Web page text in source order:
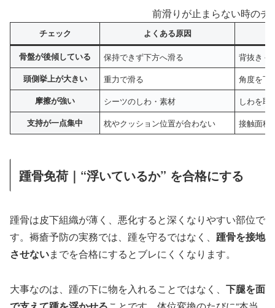
前滑りが止まらない時のチ
チェック よくある原因
骨盤が後傾している 保持できず下方へ滑る 背抜き＋
頭側挙上が大きい 重力で滑る 角度を下
摩擦が強い シーツのしわ・素材 しわを取
支持が一点集中 枕やクッション位置が合わない 接触面積
踵骨免荷｜“浮いているか” を合格にする
踵骨は皮下組織が薄く、悪化すると深くなりやすい部位で
す。褥瘡予防の実務では、踵を守るではなく、 踵骨を接地
させないまでを合格にするとブレにくくなります。
大事なのは、踵の下に物を入れることではなく、 下腿を面